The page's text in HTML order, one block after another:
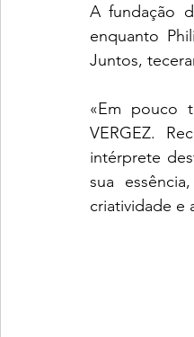
A fundação
enquanto
Juntos,
«Em pouco
VERGEZ.
intérprete
sua
criatividade e